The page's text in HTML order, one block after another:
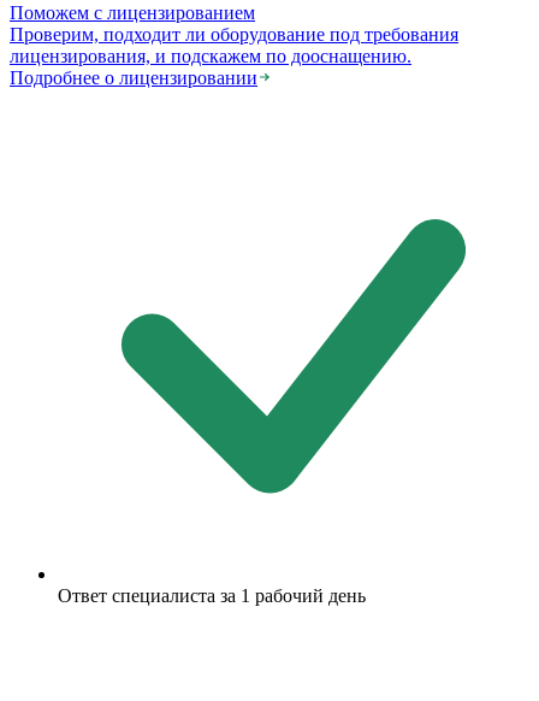
Поможем с лицензированием
Проверим, подходит ли оборудование под требования
лицензирования, и подскажем по дооснащению.
Подробнее о лицензировании
Ответ специалиста за 1 рабочий день